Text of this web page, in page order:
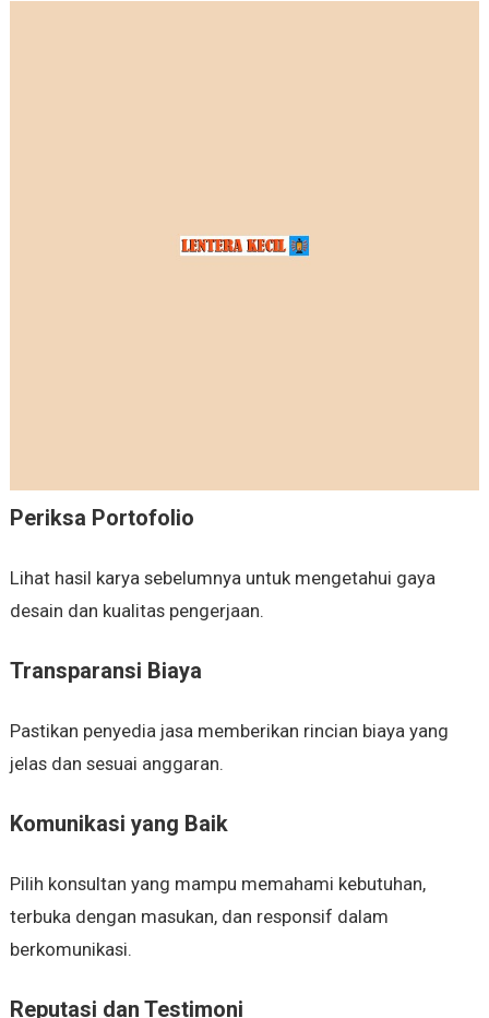
Periksa Portofolio
Lihat hasil karya sebelumnya untuk mengetahui gaya
desain dan kualitas pengerjaan.
Transparansi Biaya
Pastikan penyedia jasa memberikan rincian biaya yang
jelas dan sesuai anggaran.
Komunikasi yang Baik
Pilih konsultan yang mampu memahami kebutuhan,
terbuka dengan masukan, dan responsif dalam
berkomunikasi.
Reputasi dan Testimoni